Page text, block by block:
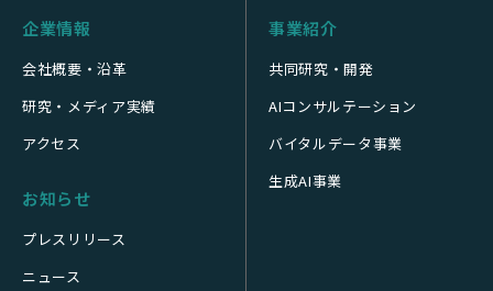
企業情報
会社概要・沿革
研究・メディア実績
アクセス
お知らせ
プレスリリース
ニュース
事業紹介
共同研究・開発
AIコンサルテーション
バイタルデータ事業
生成AI事業